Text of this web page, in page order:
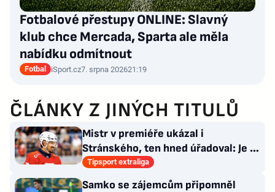
Fotbalové přestupy ONLINE: Slavný
klub chce Mercada, Sparta ale měla
nabídku odmítnout
Fotbal iSport.cz7. srpna 202621:19
ČLÁNKY Z JINÝCH TITULŮ
Mistr v premiéře ukázal i
Stránského, ten hned úřadoval: Je to
pro mě úplně nové…
Tipsport extraliga
Samko se zájemcům připomněl